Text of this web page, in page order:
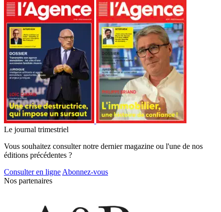
Le journal trimestriel
Vous souhaitez consulter notre dernier magazine ou l'une de nos
éditions précédentes ?
Consulter en ligneAbonnez-vous
Nos partenaires